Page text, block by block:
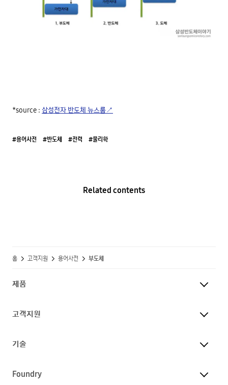
*source : 삼성전자 반도체 뉴스룸↗
#용어사전 #반도체 #전력 #물리학
Related contents
홈 고객지원 용어사전 부도체
제품
고객지원
기술
Foundry